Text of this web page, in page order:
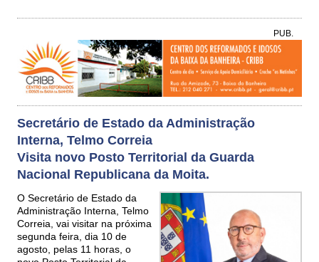
PUB.
Secretário de Estado da Administração
Interna, Telmo Correia
Visita novo Posto Territorial da Guarda
Nacional Republicana da Moita.
O Secretário de Estado da
Administração Interna, Telmo
Correia, vai visitar na próxima
segunda feira, dia 10 de
agosto, pelas 11 horas, o